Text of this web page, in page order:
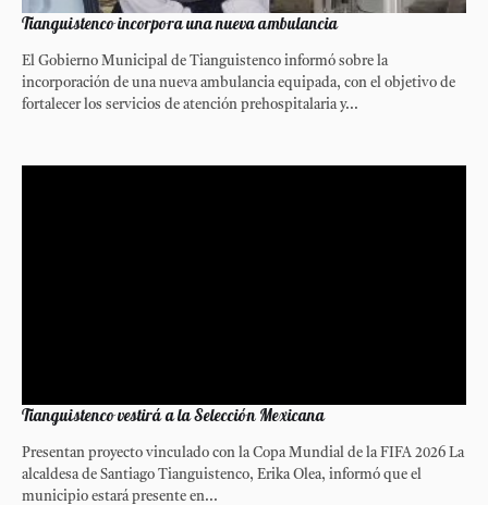
Tianguistenco incorpora una nueva ambulancia
El Gobierno Municipal de Tianguistenco informó sobre la
incorporación de una nueva ambulancia equipada, con el objetivo de
fortalecer los servicios de atención prehospitalaria y...
Tianguistenco vestirá a la Selección Mexicana
Presentan proyecto vinculado con la Copa Mundial de la FIFA 2026 La
alcaldesa de Santiago Tianguistenco, Erika Olea, informó que el
municipio estará presente en...